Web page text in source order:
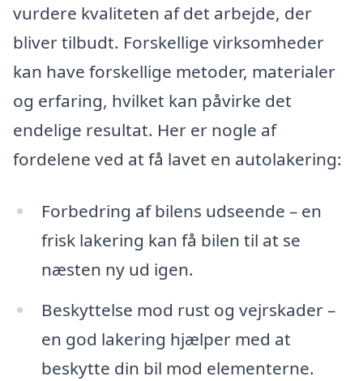
vurdere kvaliteten af det arbejde, der
bliver tilbudt. Forskellige virksomheder
kan have forskellige metoder, materialer
og erfaring, hvilket kan påvirke det
endelige resultat. Her er nogle af
fordelene ved at få lavet en autolakering:
Forbedring af bilens udseende – en
frisk lakering kan få bilen til at se
næsten ny ud igen.
Beskyttelse mod rust og vejrskader –
en god lakering hjælper med at
beskytte din bil mod elementerne.